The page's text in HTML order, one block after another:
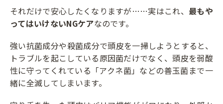
それだけで安心したくなりますが……実はこれ、 最もや
ってはいけないNGケアなのです。
強い抗菌成分や殺菌成分で頭皮を一掃しようとすると、
トラブルを起こしている原因菌だけでなく、頭皮を弱酸
性に守ってくれている「アクネ菌」などの善玉菌まで一
緒に全滅してしまいます。